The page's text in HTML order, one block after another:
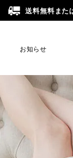
送料無料また
お知らせ